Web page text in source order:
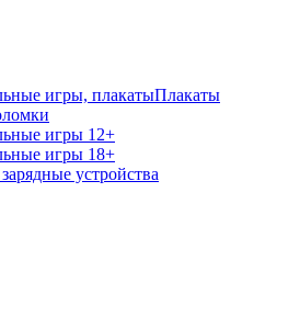
игры, плакатыПлакаты
игры 12+
игры 18+
устройства